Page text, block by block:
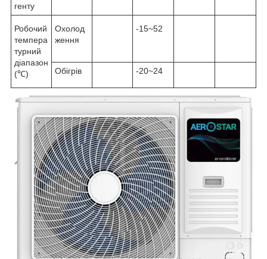
генту
Робочий
темпера
турний
діапазон
(℃)
Охолод
ження
-15~52
Обігрів -20~24